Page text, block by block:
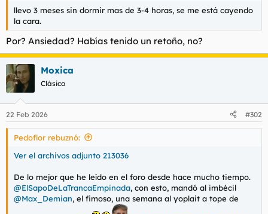
e
m
llevo 3 meses sin dormir mas de 3-4 horas, se me está cayendo
la cara.
Por? Ansiedad? Habías tenido un retoño, no?
Moxica
Clásico
22 Feb 2026 #302
Pedoflor rebuznó:
Ver el archivos adjunto 213036
De lo mejor que he leído en el foro desde hace mucho tiempo.
@ElSapoDeLaTrancaEmpinada, con esto, mandó al imbécil
@Max_Demian, el fimoso, una semana al yoplait a tope de